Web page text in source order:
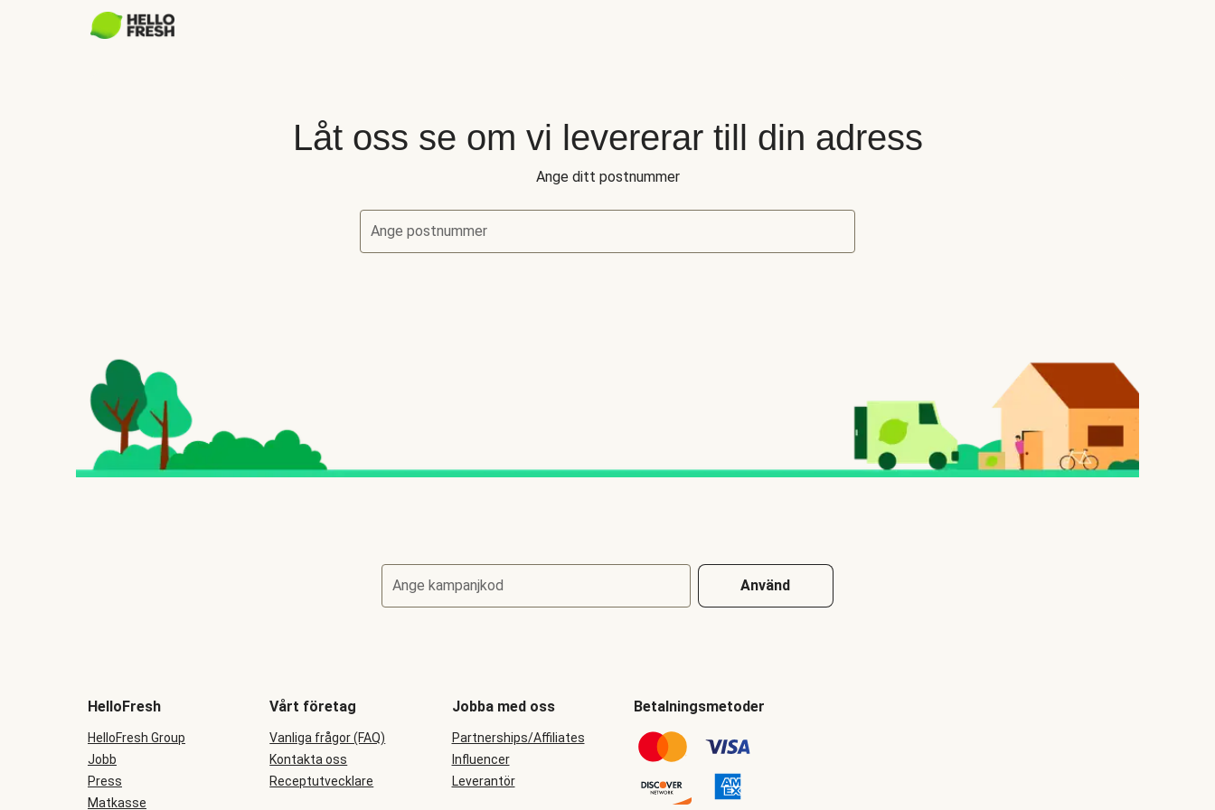
Låt oss se om vi levererar till din adress
Ange ditt postnummer
Ange postnummer
Ange kampanjkod Använd
HelloFresh
HelloFresh Group
Jobb
Press
Matkasse
Vårt företag
Vanliga frågor (FAQ)
Kontakta oss
Receptutvecklare
Jobba med oss
Partnerships/Affiliates
Influencer
Leverantör
Betalningsmetoder